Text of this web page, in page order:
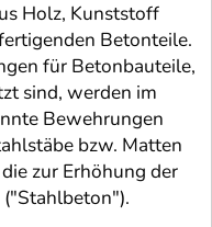
Holz, Kunststoff
Betonteile.
für Betonbauteile,
sind, werden im
Bewehrungen
bzw. Matten
zur Erhöhung der